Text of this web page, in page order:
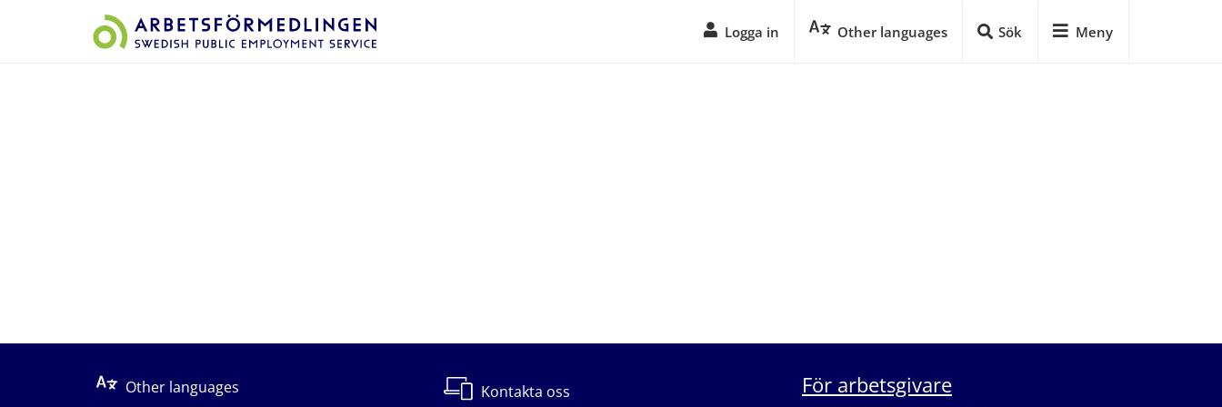
Logga in Other languages Sök Meny
Other languages
Kontakta oss För arbetsgivare